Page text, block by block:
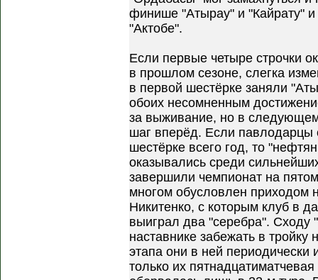
финише "Атырау" и "Кайрату"
"Актобе".
Если первые четыре строчки
в прошлом сезоне, слегка
в первой шестёрке заняли
обоих несомненным
за выживание, но в
шаг вперёд. Если павлодарцы
шестёрке всего год, то
оказывались среди
завершили чемпионат на
многом обусловлен приходом
Никитенко, с которым клуб в
выиграл два "серебра". Сходу
наставнике забежать в тройку
этапа они в ней периодически
только их